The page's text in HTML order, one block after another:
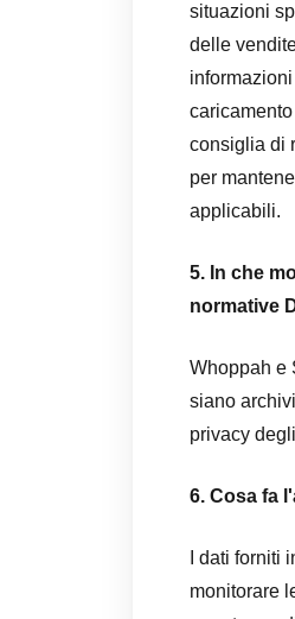
situazioni
delle
consiglia di
per
applicabili.
5. In che
normative
Whoppah e
siano
privacy
6. Cosa fa
I dati
monitorare